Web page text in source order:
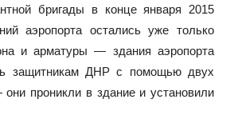
бригады в конце января 2015
аэропорта остались уже только
и арматуры — здания аэропорта
защитникам ДНР с помощью двух
проникли в здание и установили